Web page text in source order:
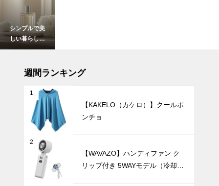
シンプルで美
しい暮らし。
北欧花瓶がつ
テリア。
枝ものや背の
高い花をもっ
と素敵に。陶
器製ロングベ
ースでつくる
洗練インテリ
テーブルウェア
週間ランキング
1
【KAKELO（カケロ）】クールポ
ンチョ
2
【WAVAZO】ハンディファン ク
リップ付き 5WAYモデル（冷却プ